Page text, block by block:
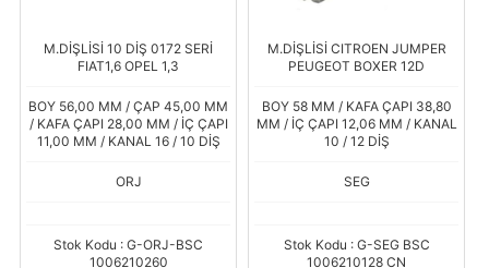
M.DİŞLİSİ 10 DİŞ 0172 SERİ
FIAT1,6 OPEL 1,3
BOY 56,00 MM / ÇAP 45,00 MM
/ KAFA ÇAPI 28,00 MM / İÇ ÇAPI
11,00 MM / KANAL 16 / 10 DİŞ
ORJ
Stok Kodu : G-ORJ-BSC
1006210260
M.DİŞLİSİ CITROEN JUMPER
PEUGEOT BOXER 12D
BOY 58 MM / KAFA ÇAPI 38,80
MM / İÇ ÇAPI 12,06 MM / KANAL
10 / 12 DİŞ
SEG
Stok Kodu : G-SEG BSC
1006210128 CN